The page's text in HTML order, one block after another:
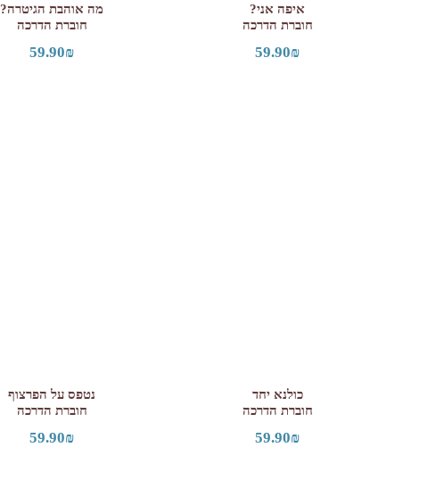
איפה אני?
חוברת הדרכה
59.90₪
מה אוהבת הגיטרה?
חוברת הדרכה
59.90₪
כולנא יחד
חוברת הדרכה
59.90₪
נטפס על הפרצוף
חוברת הדרכה
59.90₪